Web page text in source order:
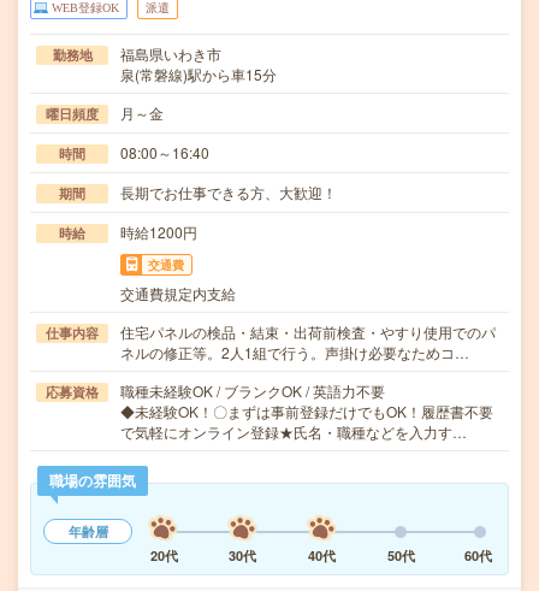
WEB登録OK 派遣
勤務地
福島県いわき市
泉(常磐線)駅から車15分
曜日頻度 月～金
時間 08:00～16:40
期間 長期でお仕事できる方、大歓迎！
時給 時給1200円
交通費
交通費規定内支給
仕事内容
住宅パネルの検品・結束・出荷前検査・やすり使用でのパ
ネルの修正等。2人1組で行う。声掛け必要なためコ…
応募資格
職種未経験OK / ブランクOK / 英語力不要
◆未経験OK！〇まずは事前登録だけでもOK！履歴書不要
で気軽にオンライン登録★氏名・職種などを入力す…
職場の雰囲気
年齢層
20代
30代 40代 50代 60代